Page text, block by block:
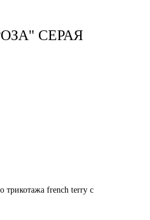
СЕРАЯ
трикотажа french terry с